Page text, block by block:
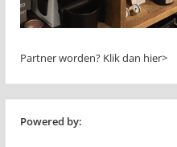
Partner worden? Klik dan hier>
Powered by: